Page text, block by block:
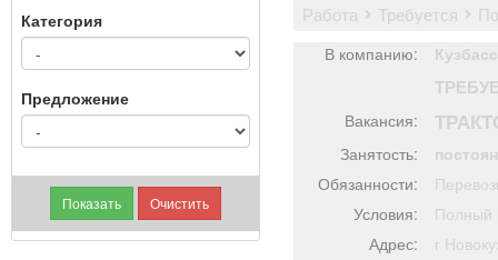
Категория
Предложение
работа требуется
В компанию:
Вакансия:
Занятость:
Обязанности:
Условия:
Полный
Адрес:
г